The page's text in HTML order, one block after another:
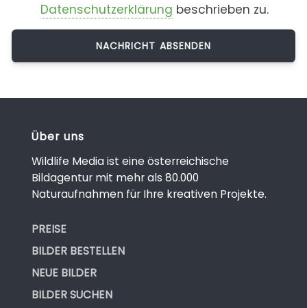
Datenschutzerklärung beschrieben zu.
Über uns
Wildlife Media ist eine österreichische
Bildagentur mit mehr als 80.000
Naturaufnahmen für Ihre kreativen Projekte.
PREISE
BILDER BESTELLEN
NEUE BILDER
BILDER SUCHEN